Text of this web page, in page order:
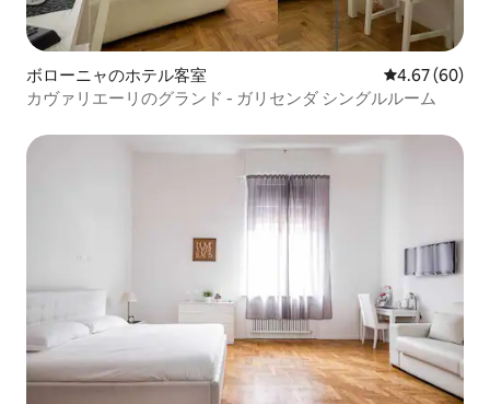
ボローニャのホテル客室 レビュー60
4.67 (60)
カヴァリエーリのグランド - ガリセンダ シングルルーム